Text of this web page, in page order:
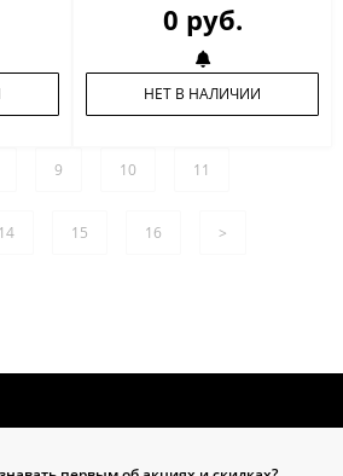
0 руб.
НЕТ В НАЛИЧИИ
9 10 11
14 15 16 >